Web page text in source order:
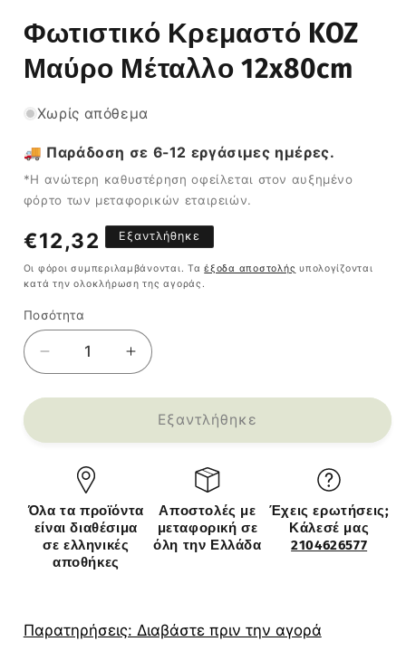
Φωτιστικό Κρεμαστό KOZ
Μαύρο Μέταλλο 12x80cm
Χωρίς απόθεμα
🚚 Παράδοση σε 6-12 εργάσιμες ημέρες.
*Η ανώτερη καθυστέρηση οφείλεται στον αυξημένο
φόρτο των μεταφορικών εταιρειών.
Κανονική
τιμή
€12,32 Εξαντλήθηκε
Οι φόροι συμπεριλαμβάνονται. Ταέξοδα αποστολής υπολογίζονται
κατά την ολοκλήρωση της αγοράς.
Ποσότητα
Ποσότητα
Μείωση
ποσότητας
για
Κρεμαστό
Μαύρο
Μέταλλο
12x80cm
Αύξηση
ποσότητας
για
Φωτιστικό
Κρεμαστό
12x80cm
Εξαντλήθηκε
Όλα τα προϊόντα
είναι διαθέσιμα
σε ελληνικές
αποθήκες
Αποστολές με
μεταφορική σε
όλη την Ελλάδα
Έχεις ερωτήσεις;
Κάλεσέ μας
2104626577
Παρατηρήσεις: Διαβάστε πριν την αγορά